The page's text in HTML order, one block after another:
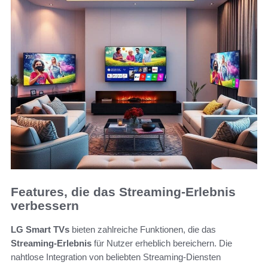
Features, die das Streaming-Erlebnis
verbessern
LG Smart TVs bieten zahlreiche Funktionen, die das
Streaming-Erlebnis für Nutzer erheblich bereichern. Die
nahtlose Integration von beliebten Streaming-Diensten